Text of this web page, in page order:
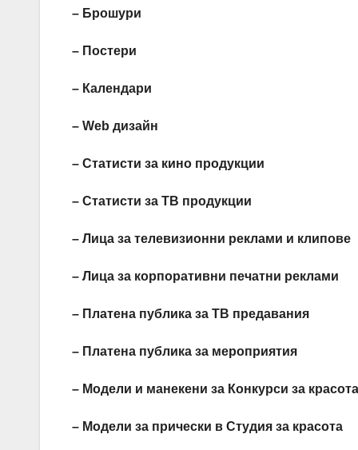
– Брошури
– Постери
– Календари
– Web дизайн
– Статисти за кино продукции
– Статисти за ТВ продукции
– Лица за телевизионни реклами и клипове
– Лица за корпоративни печатни реклами
– Платена публика за ТВ предавания
– Платена публика за мероприятия
– Модели и манекени за Конкурси за красота
– Модели за прически в Студия за красота